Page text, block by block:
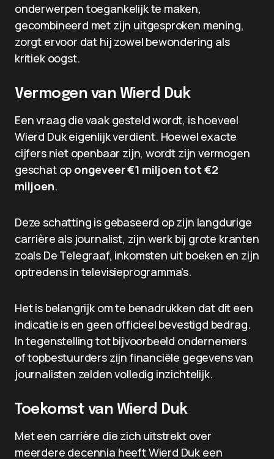
onderwerpen toegankelijk te maken,
gecombineerd met zijn uitgesproken mening,
zorgt ervoor dat hij zowel bewondering als
kritiek oogst.
Vermogen van Wierd Duk
Een vraag die vaak gesteld wordt, is hoeveel
Wierd Duk eigenlijk verdient. Hoewel exacte
cijfers niet openbaar zijn, wordt zijn vermogen
geschat op ongeveer €1 miljoen tot €2
miljoen.
Deze schatting is gebaseerd op zijn langdurige
carrière als journalist, zijn werk bij grote kranten
zoals De Telegraaf, inkomsten uit boeken en zijn
optredens in televisieprogramma’s.
Het is belangrijk om te benadrukken dat dit een
indicatie is en geen officieel bevestigd bedrag.
In tegenstelling tot bijvoorbeeld ondernemers
of topbestuurders zijn financiële gegevens van
journalisten zelden volledig inzichtelijk.
Toekomst van Wierd Duk
Met een carrière die zich uitstrekt over
meerdere decennia heeft Wierd Duk een